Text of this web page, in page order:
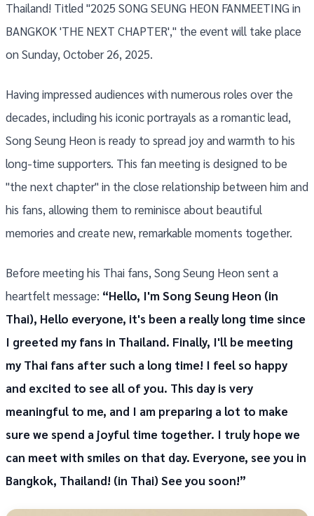
Thailand! Titled "2025 SONG SEUNG HEON FANMEETING in
BANGKOK 'THE NEXT CHAPTER'," the event will take place
on Sunday, October 26, 2025.
Having impressed audiences with numerous roles over the
decades, including his iconic portrayals as a romantic lead,
Song Seung Heon is ready to spread joy and warmth to his
long-time supporters. This fan meeting is designed to be
"the next chapter" in the close relationship between him and
his fans, allowing them to reminisce about beautiful
memories and create new, remarkable moments together.
Before meeting his Thai fans, Song Seung Heon sent a
heartfelt message: “Hello, I'm Song Seung Heon (in
Thai), Hello everyone, it's been a really long time since
I greeted my fans in Thailand. Finally, I'll be meeting
my Thai fans after such a long time! I feel so happy
and excited to see all of you. This day is very
meaningful to me, and I am preparing a lot to make
sure we spend a joyful time together. I truly hope we
can meet with smiles on that day. Everyone, see you in
Bangkok, Thailand! (in Thai) See you soon!”